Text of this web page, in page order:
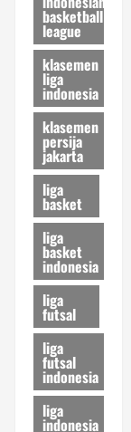
basketball
league
klasemen
liga
indonesia
klasemen
persija
jakarta
liga
basket
liga
basket
indonesia
liga
futsal
liga
futsal
indonesia
liga
indonesia